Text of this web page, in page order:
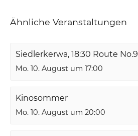
Ähnliche Veranstaltungen
Siedlerkerwa, 18:30 Route No.9
Mo. 10. August um 17:00
Kinosommer
Mo. 10. August um 20:00